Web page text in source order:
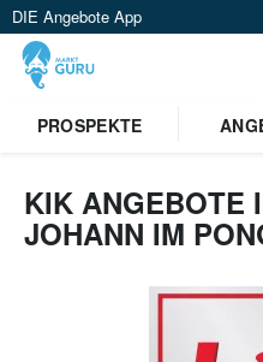
DIE Angebote App
PROSPEKTE
KIK ANGEBOTE
JOHANN IM